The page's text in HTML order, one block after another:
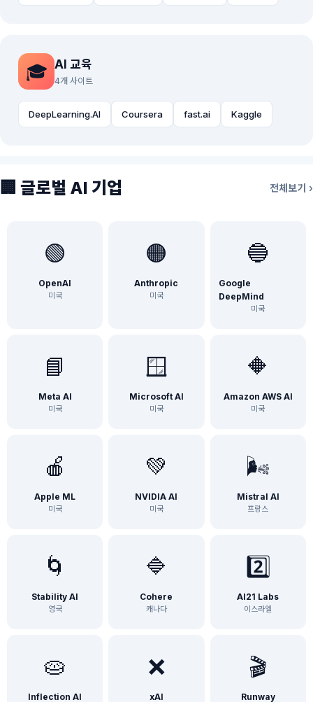
🎓 AI 교육
4개 사이트
DeepLearning.AI Coursera fast.ai Kaggle
🏢 글로벌 AI 기업 전체보기 ›
🟢
OpenAI
미국
🟠
Anthropic
미국
🔵
Google
DeepMind
미국
📘
Meta AI
미국
🪟
Microsoft AI
미국
🔶
Amazon AWS AI
미국
🍎
Apple ML
미국
💚
NVIDIA AI
미국
🌬️
Mistral AI
프랑스
🌀
Stability AI
영국
🔷
Cohere
캐나다
2️⃣
AI21 Labs
이스라엘
🥧
Inflection AI
❌
xAI
🎬
Runway